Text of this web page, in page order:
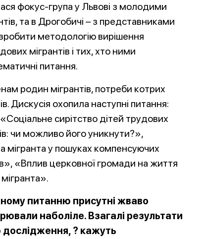
фокус-група у Львові з молодими
та в Дрогобичі – з представниками
методологію вирішення
мігрантів і тих, хто ними
питання.
родин мігрантів, потреби котрих
Дискусія охопила наступні питання:
сирітство дітей трудових
чи можливо йогоуникнути?»,
мігранта у пошуках компенсуючих
«Вплив церковної громади на життя
питанню присутні жваво
наболіле. Взагалі результати
дослідження, ? кажуть